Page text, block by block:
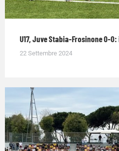
U17, Juve Stabia-Frosinone 0-
22 Settembre 2024